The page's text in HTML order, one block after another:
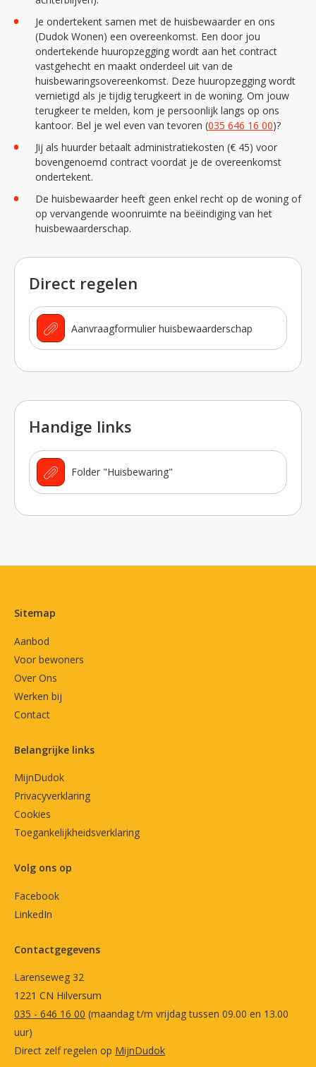
Je ondertekent samen met de huisbewaarder en ons
(Dudok Wonen) een overeenkomst. Een door jou
ondertekende huuropzegging wordt aan het contract
vastgehecht en maakt onderdeel uit van de
huisbewaringsovereenkomst. Deze huuropzegging wordt
vernietigd als je tijdig terugkeert in de woning. Om jouw
terugkeer te melden, kom je persoonlijk langs op ons
kantoor. Bel je wel even van tevoren (035 646 16 00)?
Jij als huurder betaalt administratiekosten (€ 45) voor
bovengenoemd contract voordat je de overeenkomst
ondertekent.
De huisbewaarder heeft geen enkel recht op de woning of
op vervangende woonruimte na beëindiging van het
huisbewaarderschap.
Direct regelen
Aanvraagformulier huisbewaarderschap
Handige links
Folder "Huisbewaring"
Contactinformatie
Sitemap
Aanbod
Voor bewoners
Over Ons
Werken bij
Contact
Belangrijke links
MijnDudok
Privacyverklaring
Cookies
Toegankelijkheidsverklaring
Volg ons op
Facebook
LinkedIn
Contactgegevens
Larenseweg 32
1221 CN Hilversum
035 - 646 16 00 (maandag t/m vrijdag tussen 09.00 en 13.00
uur)
Direct zelf regelen op MijnDudok